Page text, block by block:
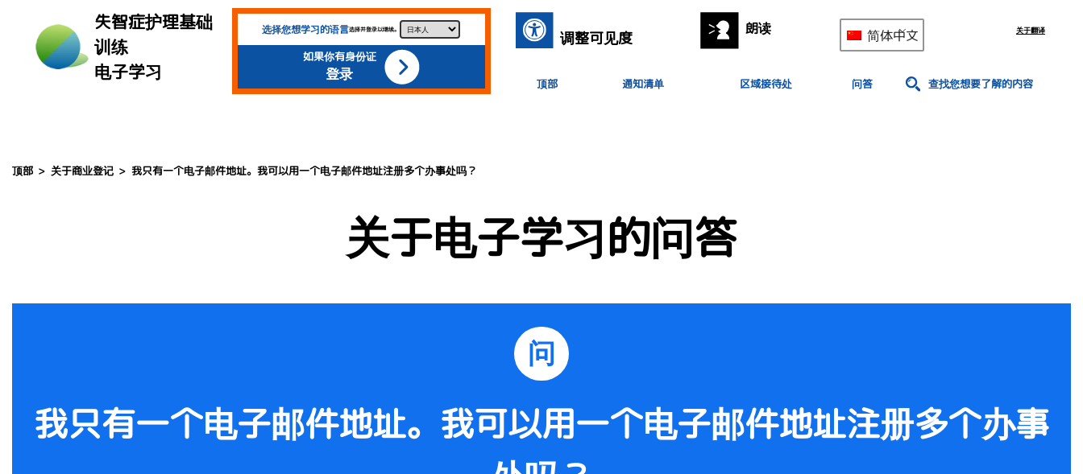
失智症护理基础
训练
电子学习
选择您想学习的语言选择并登录以继续。
如果你有身份证
登录
调整可见度 朗读 简体中文 关于翻译
顶部 通知清单 区域接待处 问答 查找您想要了解的内容
顶部 关于商业登记 我只有一个电子邮件地址。我可以用一个电子邮件地址注册多个办事处吗？
关于电子学习的问答
问
我只有一个电子邮件地址。我可以用一个电子邮件地址注册多个办事